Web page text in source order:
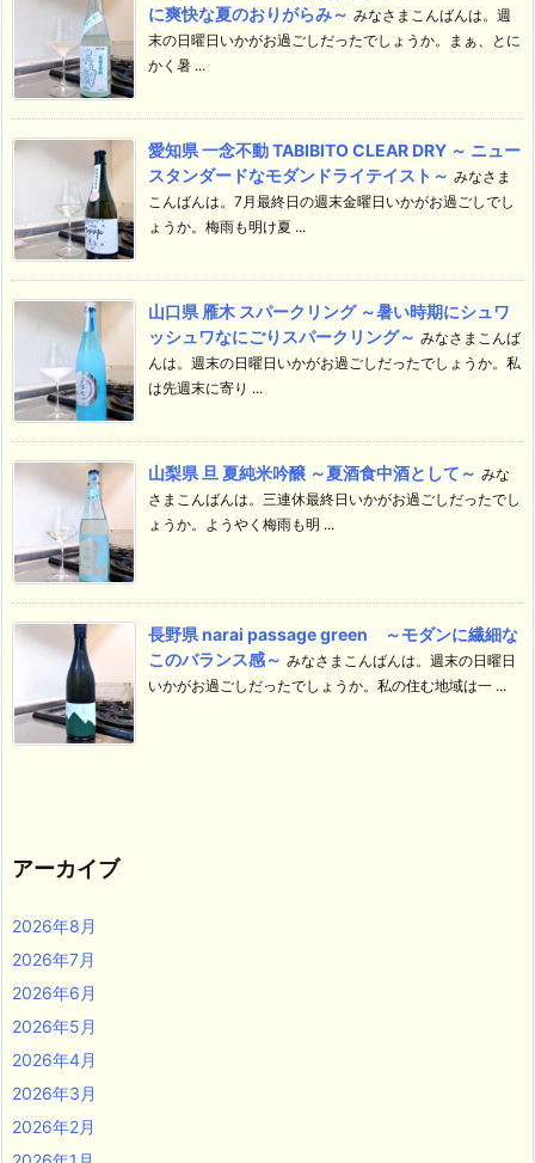
に爽快な夏のおりがらみ～ みなさまこんばんは。週
末の日曜日いかがお過ごしだったでしょうか。まぁ、とに
かく暑 ...
愛知県 一念不動 TABIBITO CLEAR DRY ～ ニュー
スタンダードなモダンドライテイスト～ みなさま
こんばんは。7月最終日の週末金曜日いかがお過ごしでし
ょうか。梅雨も明け夏 ...
山口県 雁木 スパークリング ～暑い時期にシュワ
ッシュワなにごりスパークリング～ みなさまこんば
んは。週末の日曜日いかがお過ごしだったでしょうか。私
は先週末に寄り ...
山梨県 旦 夏純米吟醸 ～夏酒食中酒として～ みな
さまこんばんは。三連休最終日いかがお過ごしだったでし
ょうか。ようやく梅雨も明 ...
長野県 narai passage green ～モダンに繊細な
このバランス感～ みなさまこんばんは。週末の日曜日
いかがお過ごしだったでしょうか。私の住む地域は一 ...
アーカイブ
2026年8月
2026年7月
2026年6月
2026年5月
2026年4月
2026年3月
2026年2月